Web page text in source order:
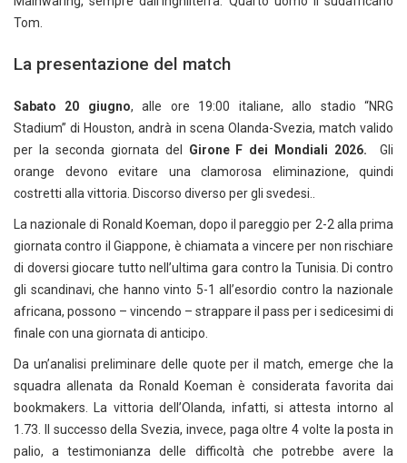
Tom.
La presentazione del match
Sabato 20 giugno, alle ore 19:00 italiane, allo stadio “NRG
Stadium” di Houston, andrà in scena Olanda-Svezia, match valido
per la seconda giornata del Girone F dei Mondiali 2026.Gli
orange devono evitare una clamorosa eliminazione, quindi
costretti alla vittoria. Discorso diverso per gli svedesi..
La nazionale di Ronald Koeman, dopo il pareggio per 2-2 alla prima
giornata contro il Giappone, è chiamata a vincere per non rischiare
di doversi giocare tutto nell’ultima gara contro la Tunisia. Di contro
gli scandinavi, che hanno vinto 5-1 all’esordio contro la nazionale
africana, possono – vincendo – strappare il pass per i sedicesimi di
finale con una giornata di anticipo.
Da un’analisi preliminare delle quote per il match, emerge che la
squadra allenata da Ronald Koeman è considerata favorita dai
bookmakers. La vittoria dell’Olanda, infatti, si attesta intorno al
1.73. Il successo della Svezia, invece, paga oltre 4 volte la posta in
palio, a testimonianza delle difficoltà che potrebbe avere la